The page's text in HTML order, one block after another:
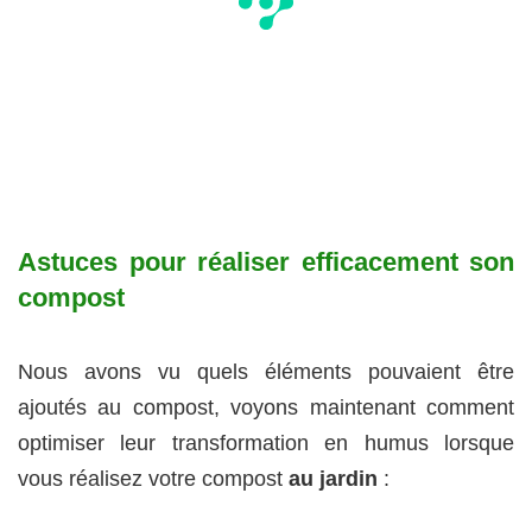
Astuces pour réaliser efficacement son
compost
Nous avons vu quels éléments pouvaient être
ajoutés au compost, voyons maintenant comment
optimiser leur transformation en humus lorsque
vous réalisez votre compost au jardin :